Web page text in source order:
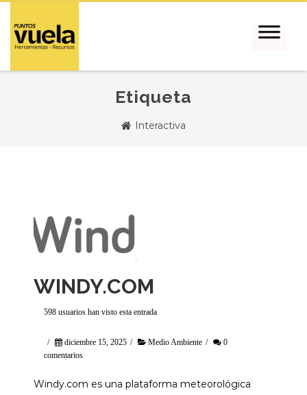
Etiqueta
Interactiva
WINDY.COM
598 usuarios han visto esta entrada
/ diciembre 15, 2025 / Medio Ambiente /
0
comentarios
Windy.com es una plataforma meteorológica